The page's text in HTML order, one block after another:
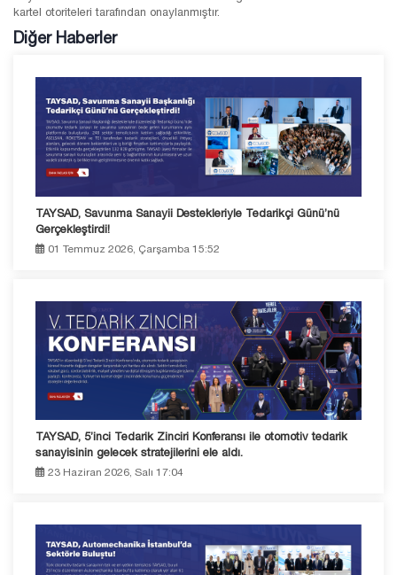
kartel otoriteleri tarafından onaylanmıştır.
Diğer Haberler
TAYSAD, Savunma Sanayii Destekleriyle Tedarikçi Günü’nü
Gerçekleştirdi!
01 Temmuz 2026, Çarşamba 15:52
TAYSAD, 5’inci Tedarik Zinciri Konferansı ile otomotiv tedarik
sanayisinin gelecek stratejilerini ele aldı.
23 Haziran 2026, Salı 17:04